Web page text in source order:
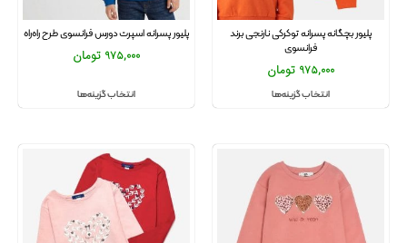
پلیور بچگانه پسرانه توکرکی نارنجی برند
فرانسوی
975,000 تومان
انتخاب گزینه‌ها
پلیور پسرانه اسپرت دورس فرانسوی طرح راه‌راه
975,000 تومان
انتخاب گزینه‌ها